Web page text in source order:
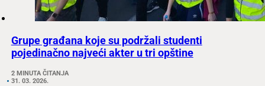
Grupe građana koje su podržali studenti
pojedinačno najveći akter u tri opštine
2 MINUTA ČITANJA
31. 03. 2026.